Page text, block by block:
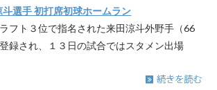
選手 初打席初球ホームラン
フト３位で指名された来田涼斗外野手（66
録され、１３日の試合ではスタメン出場